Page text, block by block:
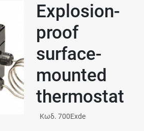
Explosion-
proof
surface-
mounted
thermostat
Κωδ. 700Exde